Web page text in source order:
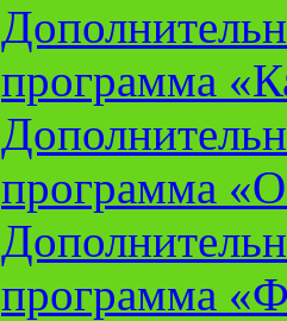
программа
программа
программа